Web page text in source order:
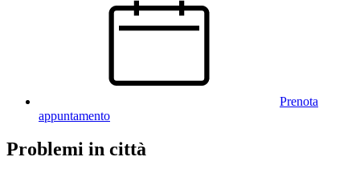
Prenota
appuntamento
Problemi in città